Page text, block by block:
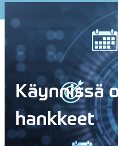
Käynnissä
hankkeet